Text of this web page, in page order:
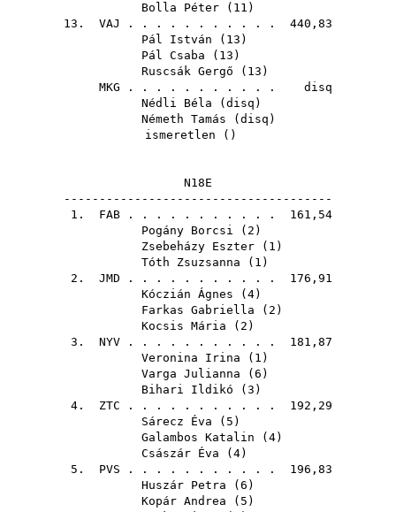
Bolla Péter ( 11 )
13. VAJ
. . . . . . . . . . . 440,83
Pál István ( 13 )
Pál Csaba ( 13 )
Ruscsák Gergő ( 13 )
MKG . . . . . . . . . . . disq
Nédli Béla ( disq )
Németh Tamás ( disq )
ismeretlen ()
N18E
--------------------------------------
1. FAB . . . . . . . . . . . 161,54
Pogány Borcsi ( 2 )
Zsebeházy Eszter ( 1 )
Tóth Zsuzsanna ( 1 )
2. JMD . . . . . . . . . . . 176,91
Kóczián Ágnes ( 4)
Farkas Gabriella ( 2 )
Kocsis Mária ( 2 )
3. NYV . . . . . . . . . . . 181,87
Veronina Irina ( 1 )
Varga Julianna ( 6 )
Bihari Ildikó ( 3 )
4. ZTC . . . . . . . . . . . 192,29
Sárecz Éva ( 5 )
Galambos Katalin ( 4)
Császár Éva ( 4)
5. PVS . . . . . . . . . . . 196,83
Huszár Petra ( 6 )
Kopár Andrea ( 5 )